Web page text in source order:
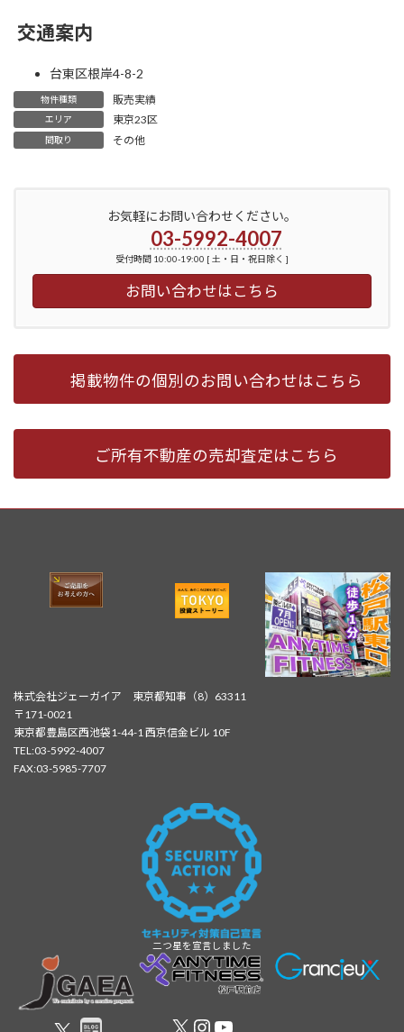
交通案内
台東区根岸4-8-2
物件種類 販売実績
エリア 東京23区
間取り その他
お気軽にお問い合わせください。
03-5992-4007
受付時間 10:00-19:00 [ 土・日・祝日除く ]
お問い合わせはこちら
掲載物件の個別のお問い合わせはこちら
ご所有不動産の売却査定はこちら
株式会社ジェーガイア 東京都知事（8）63311
〒171-0021
東京都豊島区西池袋1-44-1 西京信金ビル 10F
TEL:03-5992-4007
FAX:03-5985-7707
二つ星を宣言しました
X Instagram
YouTube